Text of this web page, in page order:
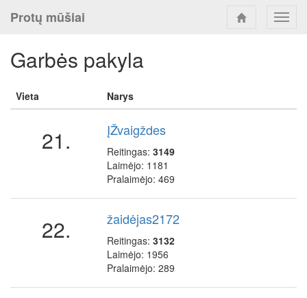
Protų mūšiai
Garbės pakyla
Vieta Narys
21. ĮŽvaigždes
Reitingas: 3149
Laimėjo: 1181
Pralaimėjo: 469
22. žaidėjas2172
Reitingas: 3132
Laimėjo: 1956
Pralaimėjo: 289